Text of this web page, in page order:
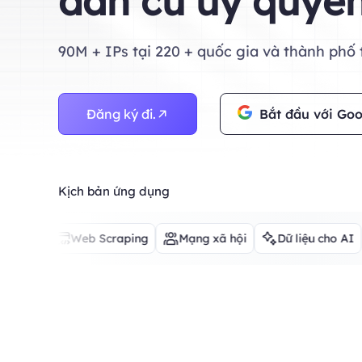
90M + IPs tại 220 + quốc gia và thành
Đăng ký đi. Bắt đầu với
Kịch bản ứng dụng
Web Scraping Mạng xã hội Dữ liệu cho AI